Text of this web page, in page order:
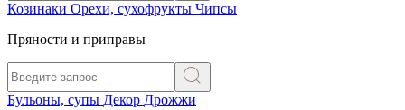
Козинаки Орехи, сухофрукты Чипсы
Пряности и приправы
Бульоны, супы Декор Дрожжи